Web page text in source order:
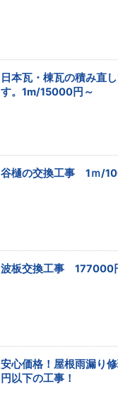
日本瓦・棟瓦の積み直
す。1m/15000円～
谷樋の交換工事 1ｍ/
波板交換工事 177000
安心価格！屋根雨漏り
円以下の工事！